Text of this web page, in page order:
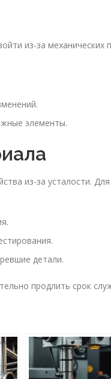
из-за механических
элементы.
из-за усталости.
детали.
продлить срок